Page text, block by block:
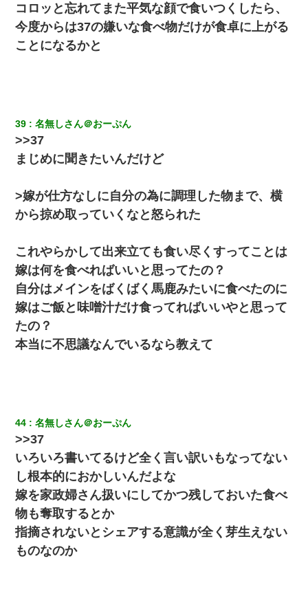
【悲報】姉と入浴中に大きくなってしまった結果ｗｗｗｗｗｗｗ
ｗ
ホテルに泊まったんだけど従業員が最悪だった。折角の旅行で何
故私が怒鳴られなきゃいけなかったのだ
父親がくも膜下出血で突然ﾀﾋ。→母の貯金が0なことが判明。→母
「私を家に置いてほしい、どうか見捨てないで(土下座」俺・嫁
「…」
嫁が弁護士を連れてきて「悪いと思うなら慰謝料を払って離婚し
ろ」→ 俺「完全に恐喝になってますね」「お前、これが詐欺だっ
て知ってる？」
【衝撃】職場に入って来た綺麗な新人さんに職場を案内すること
に → 新人「ドンッ！」私「！？」→ 突然、突き飛ばされて左手
の甲を踏みつけられて…
アパートのドアに『ハンザイ者！この人はさいあくの人です』と
張り紙が！大家「面倒はごめんだよ」私「はあ」→警察に行き、
見回りで犯人が捕まったが、それが…｜生活｜ヌルポあんてな
夫に癌の余命宣告。その闘病中に長女から信じられない言葉を受
けた
｢昨日はお兄ちゃんと一緒にお風呂に入っちゃった～｣とか毎日兄
の話をしていたA子が事故で亡くなった。→Ａ子のお母さんの話に
コロッと忘れてまた平気な顔で食いつくしたら、
今度からは37の嫌いな食べ物だけが食卓に上がる
ことになるかと
39 名無しさん＠おーぷん
>>37
まじめに聞きたいんだけど
>嫁が仕方なしに自分の為に調理した物まで、横
から掠め取っていくなと怒られた
これやらかして出来立ても食い尽くすってことは
嫁は何を食べればいいと思ってたの？
自分はメインをばくばく馬鹿みたいに食べたのに
嫁はご飯と味噌汁だけ食ってればいいやと思って
たの？
本当に不思議なんでいるなら教えて
44 名無しさん＠おーぷん
>>37
いろいろ書いてるけど全く言い訳いもなってない
し根本的におかしいんだよな
嫁を家政婦さん扱いにしてかつ残しておいた食べ
物も奪取するとか
指摘されないとシェアする意識が全く芽生えない
ものなのか